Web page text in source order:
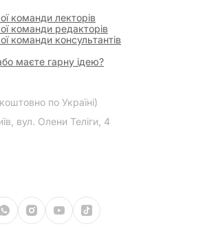
команди лекторів
команди редакторів
команди консультантів
маєте гарну ідею?
по Україні)
вул. Олени Теліги, 4